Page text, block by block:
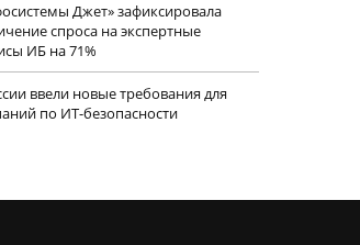
Джет» зафиксировала
спроса на экспертные
ИБ на 71%
ввели новые требования для
по ИТ-безопасности